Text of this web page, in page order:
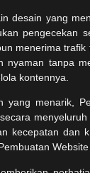
yang menarik,
kecepatan dan